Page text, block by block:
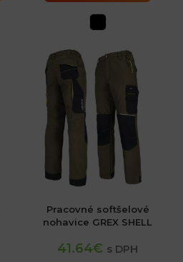
Pracovné softšelové
nohavice GREX SHELL
41.64€ s DPH